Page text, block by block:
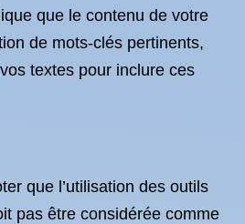
que le contenu de votre
de mots-clés pertinents,
textes pour inclure ces
que l’utilisation des outils
pas être considérée comme